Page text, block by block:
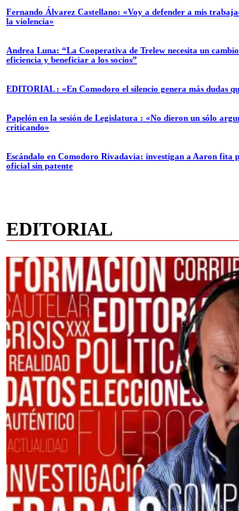
Fernando Álvarez Castellano: «Voy a defender a mis
la violencia»
Andrea Luna: “La Cooperativa de Trelew necesita un
eficiencia y beneficiar a los socios”
EDITORIAL : «En Comodoro el silencio genera más dudas
Papelón en la sesión de Legislatura : «No dieron un sólo
criticando»
Escándalo en Comodoro Rivadavia: investigan a Aaron fita
oficial sin patente
EDITORIAL